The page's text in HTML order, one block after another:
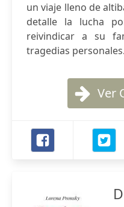
un viaje lleno de
detalle la lucha
reivindicar a su
tragedias personales.
Ver